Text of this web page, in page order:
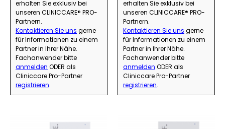
erhalten Sie exklusiv bei
unseren CLINICCARE® PRO-
Partnern.
Kontaktieren Sie uns gerne
für Informationen zu einem
Partner in Ihrer Nähe.
Fachanwender bitte
anmelden ODER als
Cliniccare Pro-Partner
registrieren.
erhalten Sie exklusiv bei
unseren CLINICCARE® PRO-
Partnern.
Kontaktieren Sie uns gerne
für Informationen zu einem
Partner in Ihrer Nähe.
Fachanwender bitte
anmelden ODER als
Cliniccare Pro-Partner
registrieren.